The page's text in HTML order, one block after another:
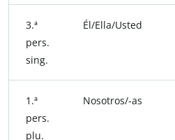
3.ª
pers.
sing.
Él/Ella/Usted
1.ª
pers.
plu.
Nosotros/-as